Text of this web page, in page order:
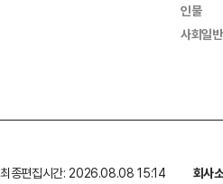
인물
사회일반
최종편집시간: 2026.08.08 15:14 회사